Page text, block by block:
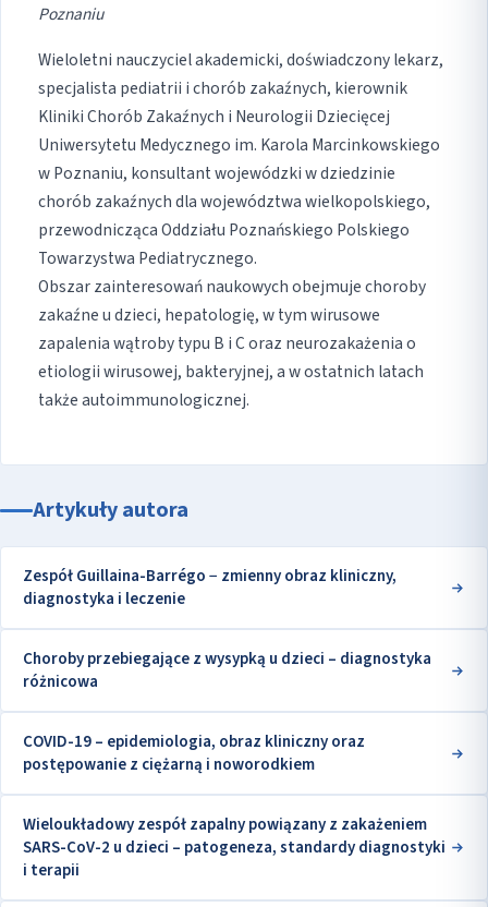
Poznaniu
Wieloletni nauczyciel akademicki, doświadczony lekarz,
specjalista pediatrii i chorób zakaźnych, kierownik
Kliniki Chorób Zakaźnych i Neurologii Dziecięcej
Uniwersytetu Medycznego im. Karola Marcinkowskiego
w Poznaniu, konsultant wojewódzki w dziedzinie
chorób zakaźnych dla województwa wielkopolskiego,
przewodnicząca Oddziału Poznańskiego Polskiego
Towarzystwa Pediatrycznego.
Obszar zainteresowań naukowych obejmuje choroby
zakaźne u dzieci, hepatologię, w tym wirusowe
zapalenia wątroby typu B i C oraz neurozakażenia o
etiologii wirusowej, bakteryjnej, a w ostatnich latach
także autoimmunologicznej.
Artykuły autora
Zespół Guillaina-Barrégo − zmienny obraz kliniczny,
diagnostyka i leczenie
Choroby przebiegające z wysypką u dzieci – diagnostyka
różnicowa
COVID-19 – epidemiologia, obraz kliniczny oraz
postępowanie z ciężarną i noworodkiem
Wieloukładowy zespół zapalny powiązany z zakażeniem
SARS-CoV-2 u dzieci – patogeneza, standardy diagnostyki
i terapii